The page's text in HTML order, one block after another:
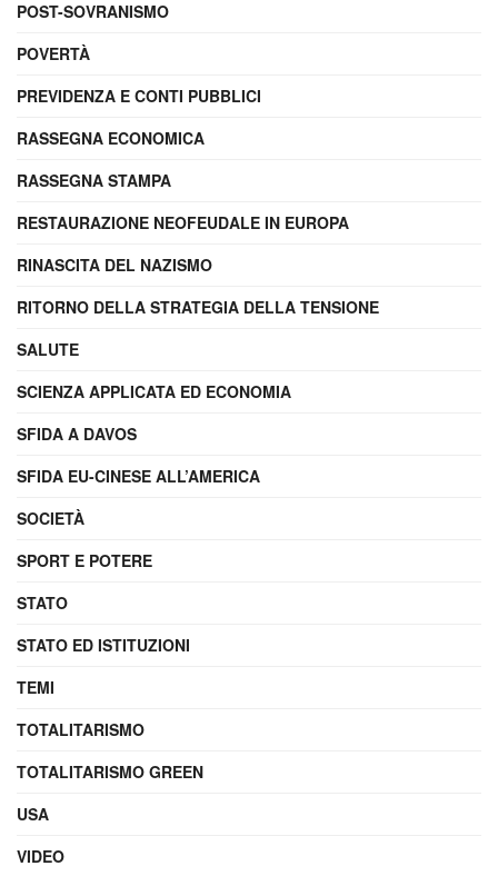
POST-SOVRANISMO
POVERTÀ
PREVIDENZA E CONTI PUBBLICI
RASSEGNA ECONOMICA
RASSEGNA STAMPA
RESTAURAZIONE NEOFEUDALE IN EUROPA
RINASCITA DEL NAZISMO
RITORNO DELLA STRATEGIA DELLA TENSIONE
SALUTE
SCIENZA APPLICATA ED ECONOMIA
SFIDA A DAVOS
SFIDA EU-CINESE ALL’AMERICA
SOCIETÀ
SPORT E POTERE
STATO
STATO ED ISTITUZIONI
TEMI
TOTALITARISMO
TOTALITARISMO GREEN
USA
VIDEO